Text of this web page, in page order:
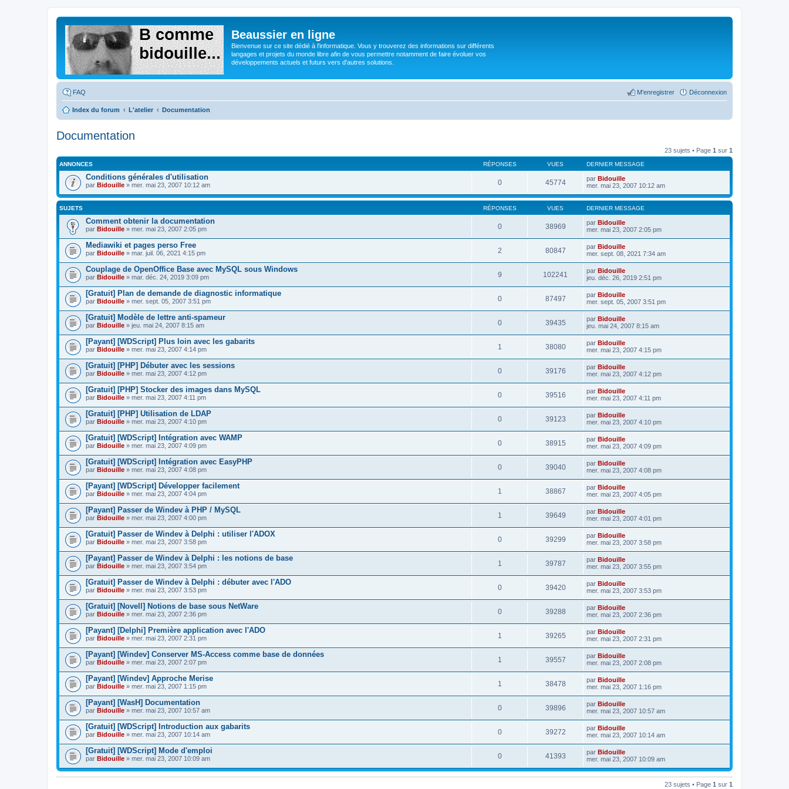
Beaussier en ligne
Bienvenue sur ce site dédié à l'informatique. Vous y trouverez des informations sur différents
langages et projets du monde libre afin de vous permettre notamment de faire évoluer vos
développements actuels et futurs vers d'autres solutions.
FAQ Déconnexion
M’enregistrer
Index du forum L'atelier Documentation
Documentation
23 sujets • Page 1 sur 1
ANNONCES RÉPONSES VUES DERNIER MESSAGE
Conditions générales d'utilisation
par Bidouille » mer. mai 23, 2007 10:12 am 0 45774 par Bidouille
mer. mai 23, 2007 10:12 am
SUJETS RÉPONSES VUES DERNIER MESSAGE
Comment obtenir la documentation
par Bidouille » mer. mai 23, 2007 2:05 pm 0 38969 par Bidouille
mer. mai 23, 2007 2:05 pm
Mediawiki et pages perso Free
par Bidouille » mar. juil. 06, 2021 4:15 pm 2 80847 par Bidouille
mer. sept. 08, 2021 7:34 am
Couplage de OpenOffice Base avec MySQL sous Windows
par Bidouille » mar. déc. 24, 2019 3:09 pm 9 102241 par Bidouille
jeu. déc. 26, 2019 2:51 pm
[Gratuit] Plan de demande de diagnostic informatique
par Bidouille » mer. sept. 05, 2007 3:51 pm 0 87497 par Bidouille
mer. sept. 05, 2007 3:51 pm
[Gratuit] Modèle de lettre anti-spameur
par Bidouille » jeu. mai 24, 2007 8:15 am 0 39435 par Bidouille
jeu. mai 24, 2007 8:15 am
[Payant] [WDScript] Plus loin avec les gabarits
par Bidouille » mer. mai 23, 2007 4:14 pm 1 38080 par Bidouille
mer. mai 23, 2007 4:15 pm
[Gratuit] [PHP] Débuter avec les sessions
par Bidouille » mer. mai 23, 2007 4:12 pm 0 39176 par Bidouille
mer. mai 23, 2007 4:12 pm
[Gratuit] [PHP] Stocker des images dans MySQL
par Bidouille » mer. mai 23, 2007 4:11 pm 0 39516 par Bidouille
mer. mai 23, 2007 4:11 pm
[Gratuit] [PHP] Utilisation de LDAP
par Bidouille » mer. mai 23, 2007 4:10 pm 0 39123 par Bidouille
mer. mai 23, 2007 4:10 pm
[Gratuit] [WDScript] Intégration avec WAMP
par Bidouille » mer. mai 23, 2007 4:09 pm 0 38915 par Bidouille
mer. mai 23, 2007 4:09 pm
[Gratuit] [WDScript] Intégration avec EasyPHP
par Bidouille » mer. mai 23, 2007 4:08 pm 0 39040 par Bidouille
mer. mai 23, 2007 4:08 pm
[Payant] [WDScript] Développer facilement
par Bidouille » mer. mai 23, 2007 4:04 pm 1 38867 par Bidouille
mer. mai 23, 2007 4:05 pm
[Payant] Passer de Windev à PHP / MySQL
par Bidouille » mer. mai 23, 2007 4:00 pm 1 39649 par Bidouille
mer. mai 23, 2007 4:01 pm
[Gratuit] Passer de Windev à Delphi : utiliser l'ADOX
par Bidouille » mer. mai 23, 2007 3:58 pm 0 39299 par Bidouille
mer. mai 23, 2007 3:58 pm
[Payant] Passer de Windev à Delphi : les notions de base
par Bidouille » mer. mai 23, 2007 3:54 pm 1 39787 par Bidouille
mer. mai 23, 2007 3:55 pm
[Gratuit] Passer de Windev à Delphi : débuter avec l'ADO
par Bidouille » mer. mai 23, 2007 3:53 pm 0 39420 par Bidouille
mer. mai 23, 2007 3:53 pm
[Gratuit] [Novell] Notions de base sous NetWare
par Bidouille » mer. mai 23, 2007 2:36 pm 0 39288 par Bidouille
mer. mai 23, 2007 2:36 pm
[Payant] [Delphi] Première application avec l'ADO
par Bidouille » mer. mai 23, 2007 2:31 pm 1 39265 par Bidouille
mer. mai 23, 2007 2:31 pm
[Payant] [Windev] Conserver MS-Access comme base de données
par Bidouille » mer. mai 23, 2007 2:07 pm 1 39557 par Bidouille
mer. mai 23, 2007 2:08 pm
[Payant] [Windev] Approche Merise
par Bidouille » mer. mai 23, 2007 1:15 pm 1 38478 par Bidouille
mer. mai 23, 2007 1:16 pm
[Payant] [WasH] Documentation
par Bidouille » mer. mai 23, 2007 10:57 am 0 39896 par Bidouille
mer. mai 23, 2007 10:57 am
[Gratuit] [WDScript] Introduction aux gabarits
par Bidouille » mer. mai 23, 2007 10:14 am 0 39272 par Bidouille
mer. mai 23, 2007 10:14 am
[Gratuit] [WDScript] Mode d'emploi
par Bidouille » mer. mai 23, 2007 10:09 am 0 41393 par Bidouille
mer. mai 23, 2007 10:09 am
23 sujets • Page 1 sur 1